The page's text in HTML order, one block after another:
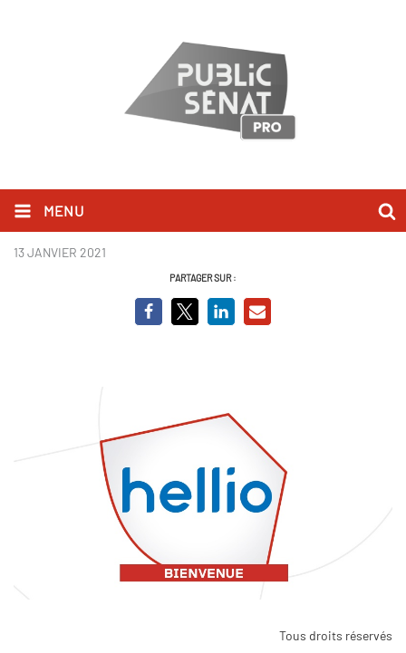
MENU
planche bienvenue.jpg
13 JANVIER 2021
PARTAGER SUR :
Tous droits réservés